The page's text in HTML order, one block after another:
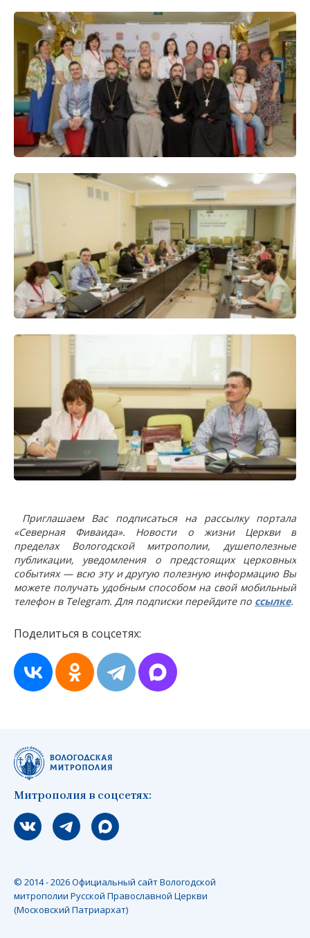
Приглашаем Вас подписаться на рассылку портала
«Северная Фиваида». Новости о жизни Церкви в
пределах Вологодской митрополии, душеполезные
публикации, уведомления о предстоящих церковных
событиях — всю эту и другую полезную информацию Вы
можете получать удобным способом на свой мобильный
телефон в Telegram. Для подписки перейдите по ссылке.
Поделиться в соцсетях:
Митрополия в соцсетях:
Мы вконтакте
Мы в telegram
Мы в Макс
© 2014 - 2026 Официальный сайт Вологодской
митрополии Русской Православной Церкви
(Московский Патриархат)